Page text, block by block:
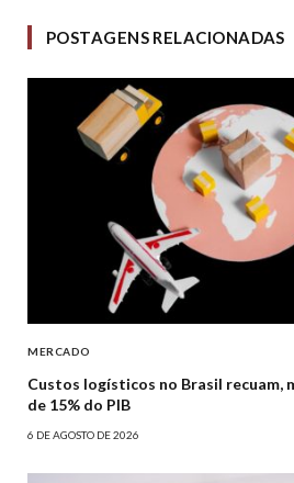
POSTAGENS RELACIONADAS
MERCADO
Custos logísticos no Brasil recuam,
de 15% do PIB
6 DE AGOSTO DE 2026